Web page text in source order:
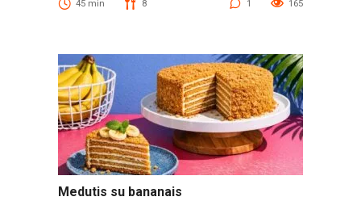
45 min 8 1 165
Medutis su bananais